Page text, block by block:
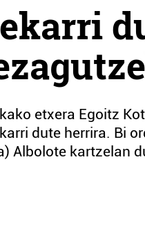
etxera Egoitz
dute herrira. Bi
Albolote kartzelan